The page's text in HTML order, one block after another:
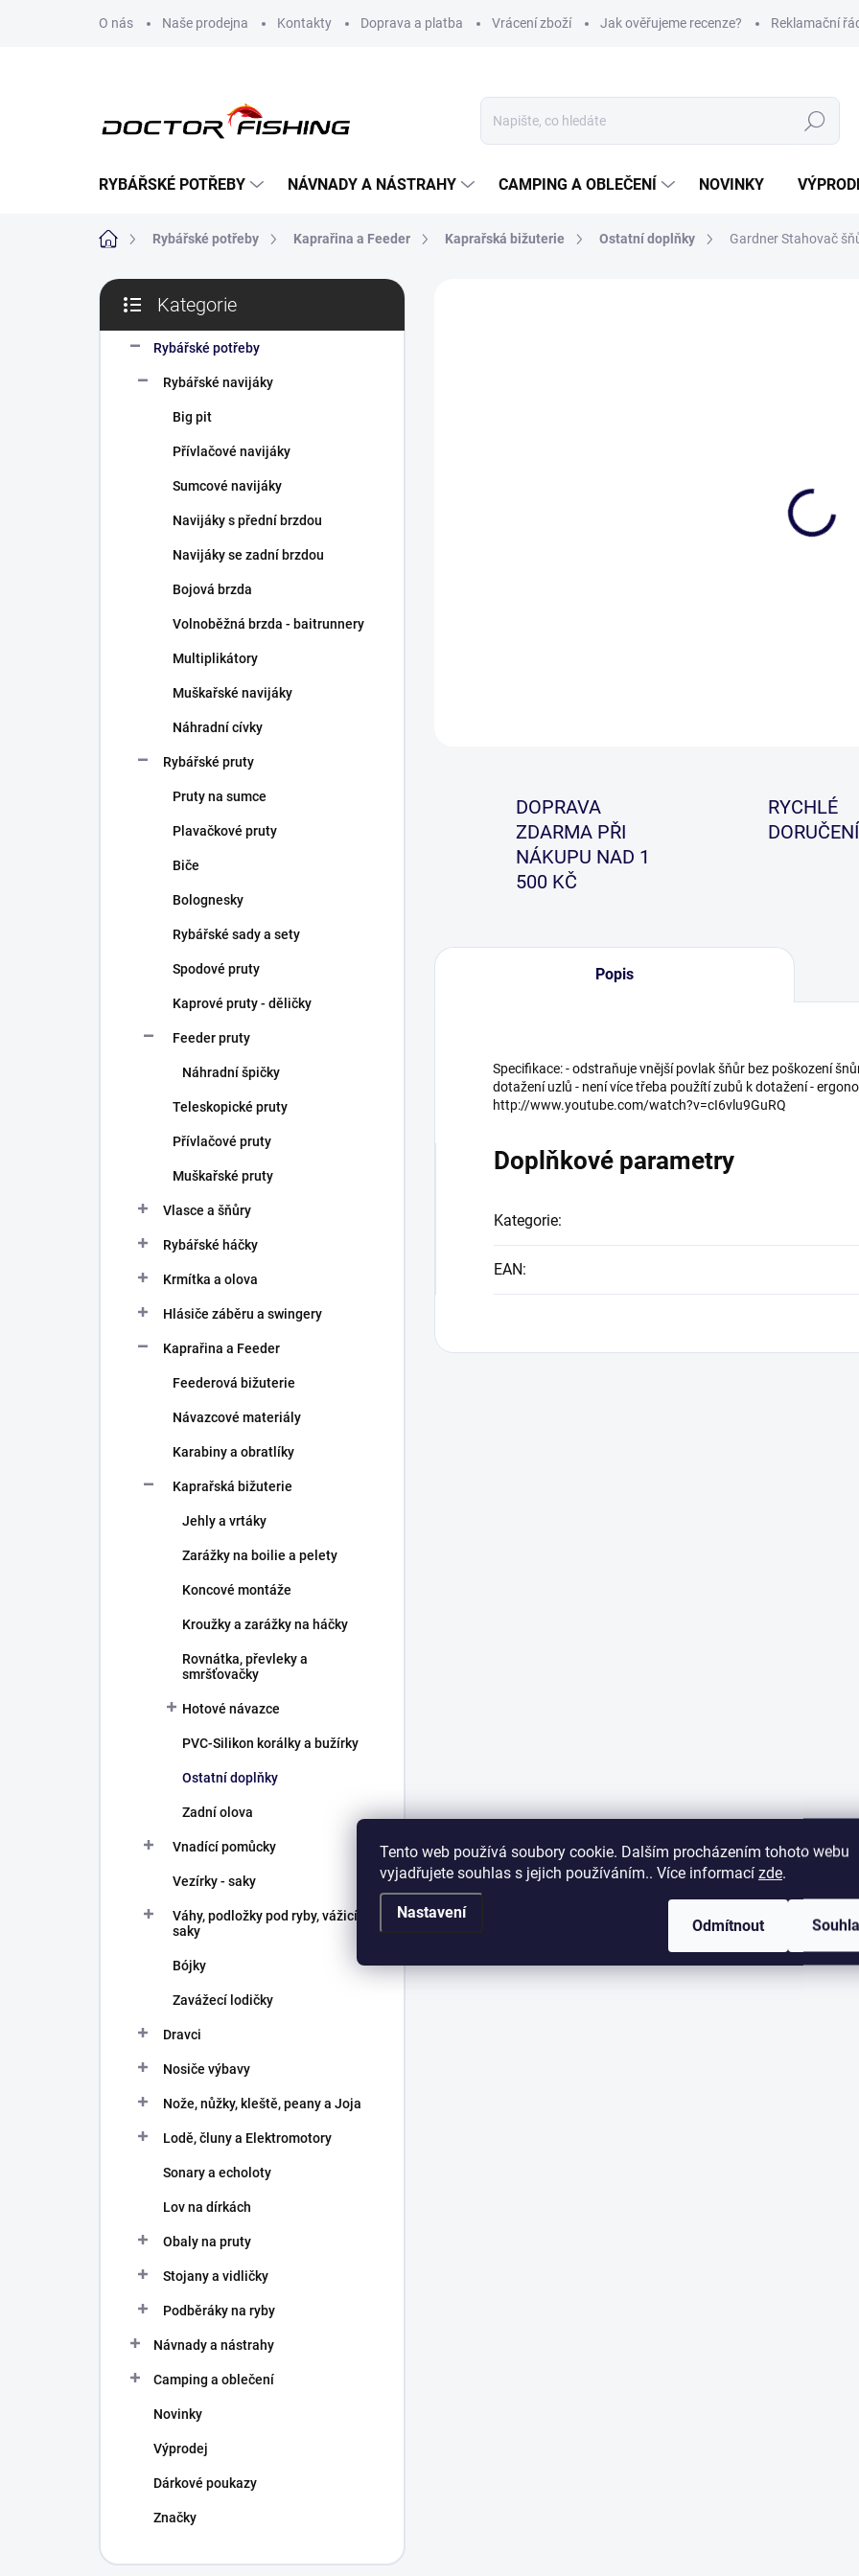
Tento web používá soubory cookie. Dalším procházením tohoto webu
vyjadřujete souhlas s jejich používáním.. Více informací zde.
Nastavení
Odmítnout
O nás Naše prodejna Kontakty Doprava a platba Vrácení zboží Jak ověřujeme recenze? Reklamační
Hledat
RYBÁŘSKÉ POTŘEBY NÁVNADY A NÁSTRAHY CAMPING A OBLEČENÍ NOVINKY
Domů Rybářské potřeby Kaprařina a Feeder Kaprařská bižuterie Ostatní doplňky Gardner Stahovač
P
s
kategorie
Kategorie
Rybářské potřeby
Rybářské navijáky
Big pit
Přívlačové navijáky
Sumcové navijáky
Navijáky s přední brzdou
Navijáky se zadní brzdou
Bojová brzda
Volnoběžná brzda - baitrunnery
Multiplikátory
Muškařské navijáky
Náhradní cívky
Rybářské pruty
Pruty na sumce
Plavačkové pruty
Biče
Bolognesky
Rybářské sady a sety
Spodové pruty
Kaprové pruty - děličky
Feeder pruty
Náhradní špičky
Teleskopické pruty
Přívlačové pruty
Muškařské pruty
Vlasce a šňůry
Rybářské háčky
Krmítka a olova
Hlásiče záběru a swingery
Kaprařina a Feeder
Feederová bižuterie
Návazcové materiály
Karabiny a obratlíky
Kaprařská bižuterie
Jehly a vrtáky
Zarážky na boilie a pelety
Koncové montáže
Kroužky a zarážky na háčky
Rovnátka, převleky a
smršťovačky
Hotové návazce
PVC-Silikon korálky a bužírky
Ostatní doplňky
Zadní olova
Vnadící pomůcky
Vezírky - saky
Váhy, podložky pod ryby, vážicí
saky
Bójky
Zavážecí lodičky
Dravci
Nosiče výbavy
Nože, nůžky, kleště, peany a Joja
Lodě, čluny a Elektromotory
Sonary a echoloty
Lov na dírkách
Obaly na pruty
Stojany a vidličky
Podběráky na ryby
Návnady a nástrahy
Camping a oblečení
Novinky
Výprodej
Dárkové poukazy
Značky
DOPRAVA
ZDARMA PŘI
NÁKUPU NAD 1
500 KČ
RYCHLÉ
DORUČENÍ
Popis
Specifikace: - odstraňuje vnější povlak šňůr bez poškození
dotažení uzlů - není více třeba použítí zubů k dotažení -
http://www.youtube.com/watch?v=cI6vlu9GuRQ
Doplňkové parametry
Kategorie:
EAN: